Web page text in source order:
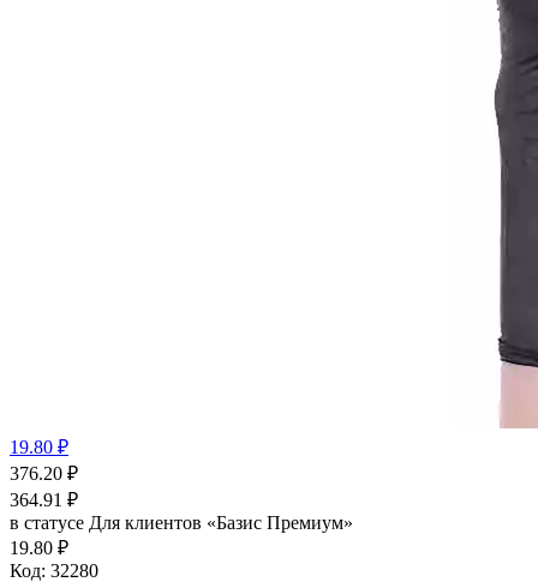
19.80 ₽
376.20 ₽
364.91 ₽
в статусе Для клиентов «Базис Премиум»
19.80 ₽
Код: 32280